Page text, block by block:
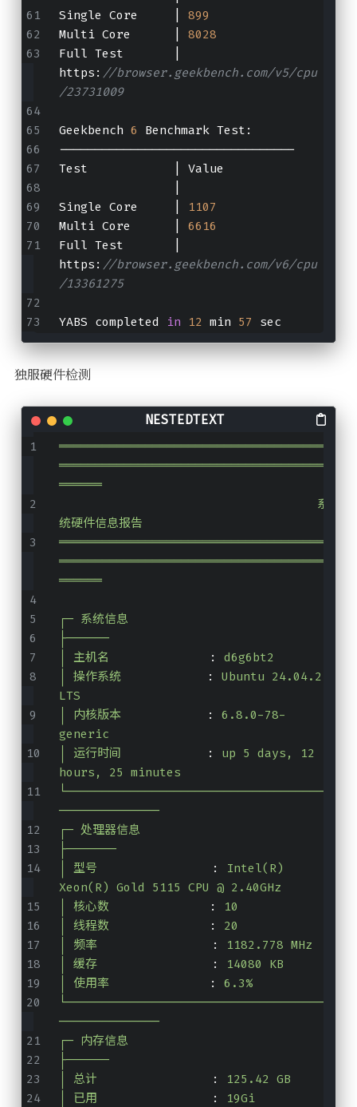
Single Core     | 899
Multi Core      | 8028
Full Test       |
https: //browser.geekbench.com/v5/cpu
/23731009
Geekbench 6 Benchmark Test:
---------------------------------
Single Core     |
1107
Multi Core      | 6616
Full Test       |
https: //browser.geekbench.com/v6/cpu
/13361275
YABS completed in 12 min 57 sec
独服硬件检测
═════════════════════════════════════
═════════════════════════════════════
══════
═════════════════════════════════════
═════════════════════════════════════
══════
┌─ 系统信息
├──────
│ 主机名
              :
d6g6bt2
│ 操作系统
            :
Ubuntu 24.04.2
LTS
│ 内核版本
            :
6.8.0-78-
generic
│ 运行时间
            :
up 5 days, 12
hours, 25 minutes
└────────────────────────────────────
──────────────
┌─ 处理器信息
├───────
│ 型号
                :
Intel(R)
Xeon(R) Gold 5115 CPU @ 2.40GHz
│ 核心数
              :
10
│ 线程数
              :
20
│ 频率
                :
1182.778 MHz
│ 缓存
                :
14080 KB
│ 使用率
              :
6.3%
└────────────────────────────────────
──────────────
┌─ 内存信息
├──────
│ 总计
                :
125.42 GB
│ 已用
                :
19Gi